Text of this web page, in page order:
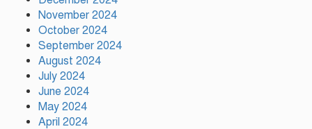
প্রতি ইউনিয়নে খেলার মাঠ ও জেলায়
November 2024
October 2024
September 2024
August 2024
July 2024
June 2024
May 2024
April 2024